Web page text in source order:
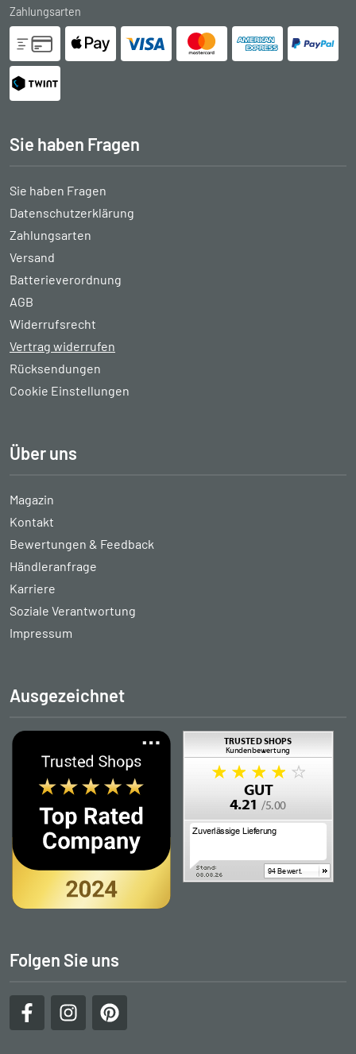
Zahlungsarten
Sie haben Fragen
Sie haben Fragen
Datenschutzerklärung
Zahlungsarten
Versand
Batterieverordnung
AGB
Widerrufsrecht
Vertrag widerrufen
Rücksendungen
Cookie Einstellungen
Über uns
Magazin
Kontakt
Bewertungen & Feedback
Händleranfrage
Karriere
Soziale Verantwortung
Impressum
Ausgezeichnet
Folgen Sie uns